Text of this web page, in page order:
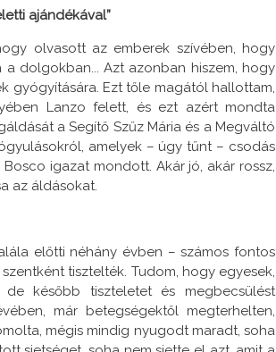
ajándékával”
olvasott az emberek szívében, hogy
dolgokban... Azt azonban hiszem, hogy
gyógyítására. Ezt tőle magától hallottam,
Lanzo felett, és ezt azért mondta
a Segítő Szűz Mária és a Megváltó
amelyek – úgy tűnt – csodás
igazat mondott. Akár jó, akár rossz,
az áldásokat.
előtti néhány évben – számos fontos
tisztelték. Tudom, hogy egyesek,
de később tiszteletet és megbecsülést
már betegségektől megterhelten,
mégis mindig nyugodt maradt, soha